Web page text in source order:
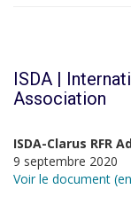
ISDA |
Association
ISDA-Clarus RFR
9 septembre 2020
Voir le document